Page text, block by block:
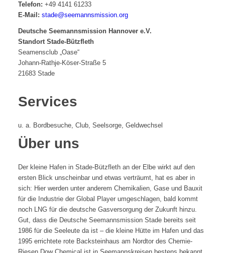
Telefon: +49 4141 61233
E-Mail: stade@seemannsmission.org
Deutsche Seemannsmission Hannover e.V.
Standort Stade-Bützfleth
Seamensclub „Oase“
Johann-Rathje-Köser-Straße 5
21683 Stade
Services
u. a. Bordbesuche, Club, Seelsorge, Geldwechsel
Über uns
Der kleine Hafen in Stade-Bützfleth an der Elbe wirkt auf den
ersten Blick unscheinbar und etwas verträumt, hat es aber in
sich: Hier werden unter anderem Chemikalien, Gase und Bauxit
für die Industrie der Global Player umgeschlagen, bald kommt
noch LNG für die deutsche Gasversorgung der Zukunft hinzu.
Gut, dass die Deutsche Seemannsmission Stade bereits seit
1986 für die Seeleute da ist – die kleine Hütte im Hafen und das
1995 errichtete rote Backsteinhaus am Nordtor des Chemie-